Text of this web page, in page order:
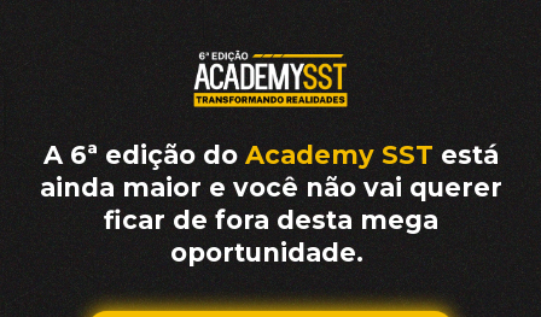
A 6ª edição do Academy SST está
ainda maior e você não vai querer
ficar de fora desta mega
oportunidade.